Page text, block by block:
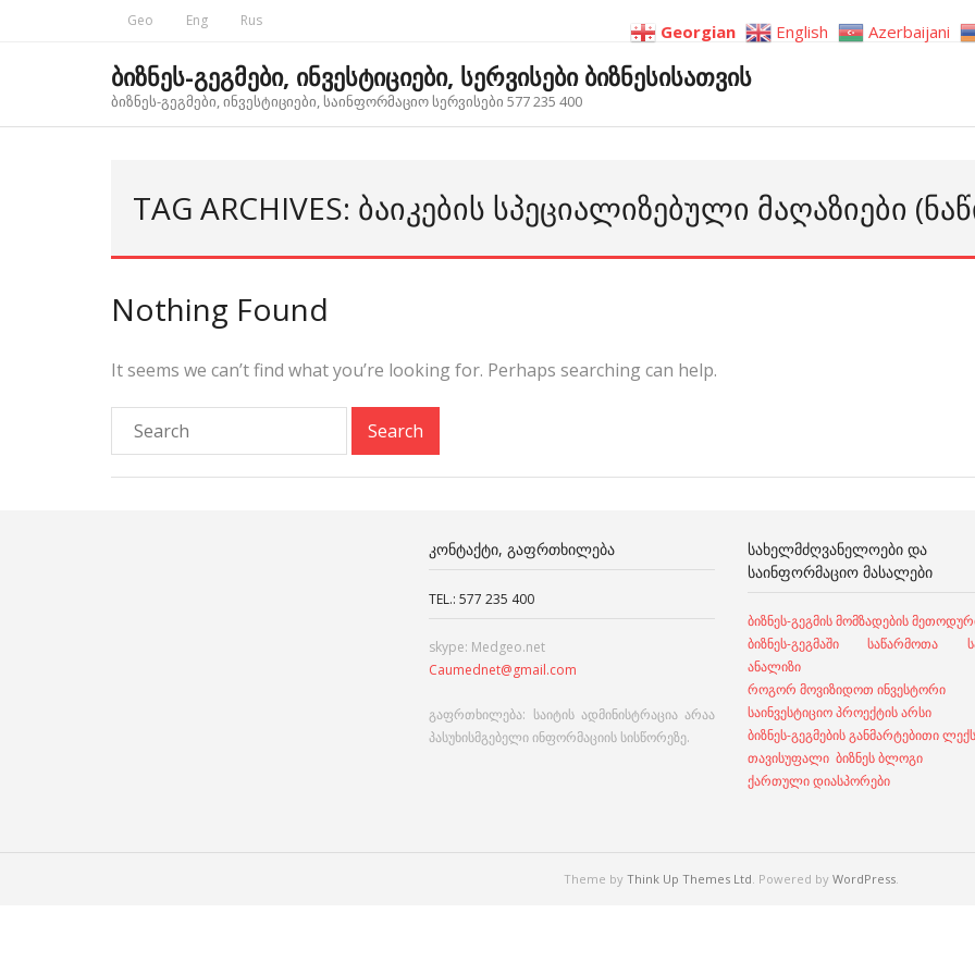
Geo Eng Rus
ბიზნეს-გეგმები, ინვესტიციები, სერვისები ბიზნესისათვის
ბიზნეს-გეგმები, ინვესტიციები, საინფორმაციო სერვისები 577 235 400
TAG ARCHIVES: ᲑᲐᲘᲙᲔᲑᲘᲡ ᲡᲞᲔᲪᲘᲐᲚᲘᲖᲔᲑᲣᲚᲘ ᲛᲐᲦᲐᲖᲘᲔᲑᲘ
Nothing Found
It seems we can’t find what you’re looking for. Perhaps searching can help.
ᲙᲝᲜᲢᲐᲥᲢᲘ, ᲒᲐᲤᲠᲗᲮᲘᲚᲔᲑᲐ
TEL.: 577 235 400
skype: Medgeo.net
Caumednet@gmail.com
გაფრთხილება: საიტის ადმინისტრაცია არაა
პასუხისმგებელი ინფორმაციის სისწორეზე.
ᲡᲐᲮᲔᲚᲛᲫᲦᲕᲐᲜᲔᲚᲝᲔᲑᲘ ᲓᲐ
ᲡᲐᲘᲜᲤᲝᲠᲛᲐᲪᲘᲝ ᲛᲐᲡᲐᲚᲔᲑᲘ
ბიზნეს-გეგმის მომზადების
ბიზნეს-გეგმაში საწარმოთა
ანალიზი
როგორ მოვიზიდოთ ინვესტორი
საინვესტიციო პროექტის არსი
ბიზნეს-გეგმების განმარტებითი
თავისუფალი ბიზნეს ბლოგი
ქართული დიასპორები
Theme by Think Up Themes Ltd. Powered by WordPress.
Georgian English Azerbaijani